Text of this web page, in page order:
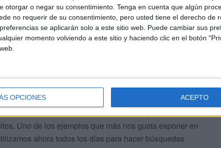
otorgar o negar su consentimiento. Tenga en cuenta que algún
no requerir de su consentimiento, pero usted tiene el derecho de
se aplicarán solo a este sitio web. Puede cambiar sus
momento volviendo a este sitio y haciendo clic en el botón
OPCIONES ACEPTO
Cuando hablamos de avances tecnológicos no hay
Está siempre detrás y se retroalimenta. Cuando
quiere diseñar un experimento y quiere entender
vamos desarrollando tecnologías que luego se
de las ondas gravitacionales fue todo un reto
de ciencia fundamental en física o en cualquier otro
No es así. Esto tiene implicaciones muy importantes
Uno de los ejemplos que más nos gusta exponer en
ahora todos los días para hacer búsquedas